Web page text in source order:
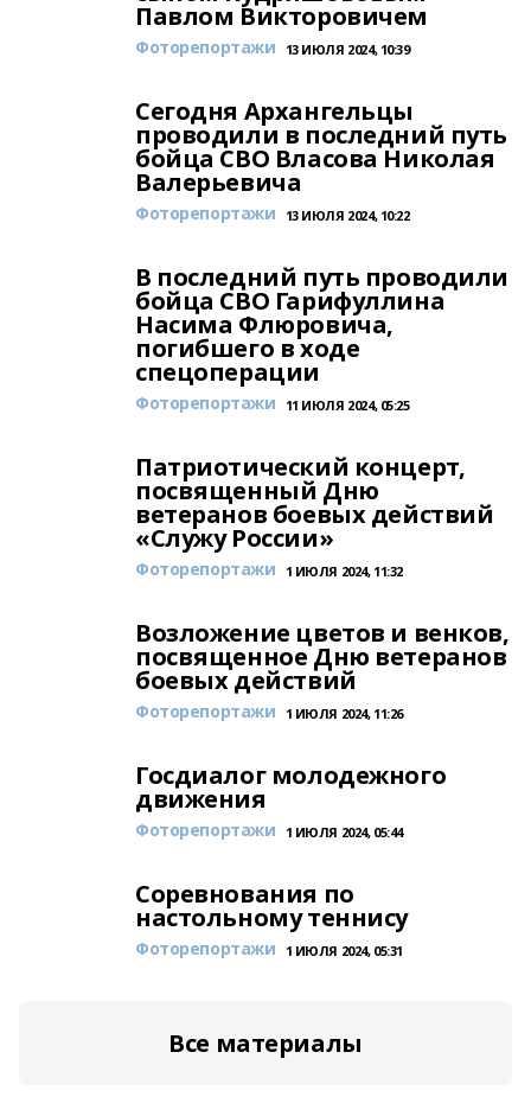
Павлом Викторовичем
Фоторепортажи 13 ИЮЛЯ 2024, 10:39
Сегодня Архангельцы
проводили в последний путь
бойца СВО Власова Николая
Валерьевича
Фоторепортажи 13 ИЮЛЯ 2024, 10:22
В последний путь проводили
бойца СВО Гарифуллина
Насима Флюровича,
погибшего в ходе
спецоперации
Фоторепортажи 11 ИЮЛЯ 2024, 05:25
Патриотический концерт,
посвященный Дню
ветеранов боевых действий
«Служу России»
Фоторепортажи 1 ИЮЛЯ 2024, 11:32
Возложение цветов и венков,
посвященное Дню ветеранов
боевых действий
Фоторепортажи 1 ИЮЛЯ 2024, 11:26
Госдиалог молодежного
движения
Фоторепортажи 1 ИЮЛЯ 2024, 05:44
Соревнования по
настольному теннису
Фоторепортажи 1 ИЮЛЯ 2024, 05:31
Все материалы